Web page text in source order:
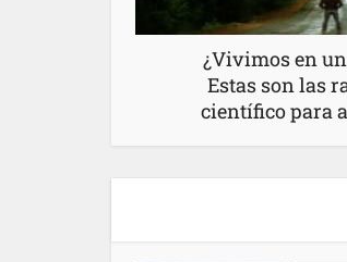
¿Vivimos en
Estas son las
científico para